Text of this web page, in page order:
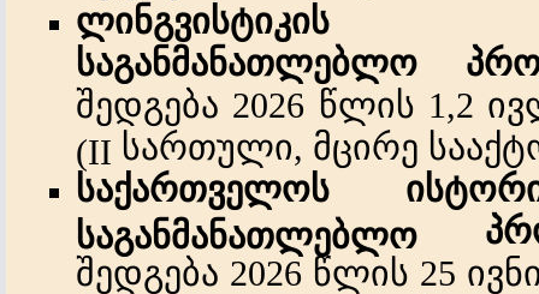
ლინგვისტიკის
საგანმანათლებლო
შედგება 2026 წლის 1,2
(II სართული, მცირე
საქართველოს
საგანმანათლებლო
შედგება 2026 წლის 25